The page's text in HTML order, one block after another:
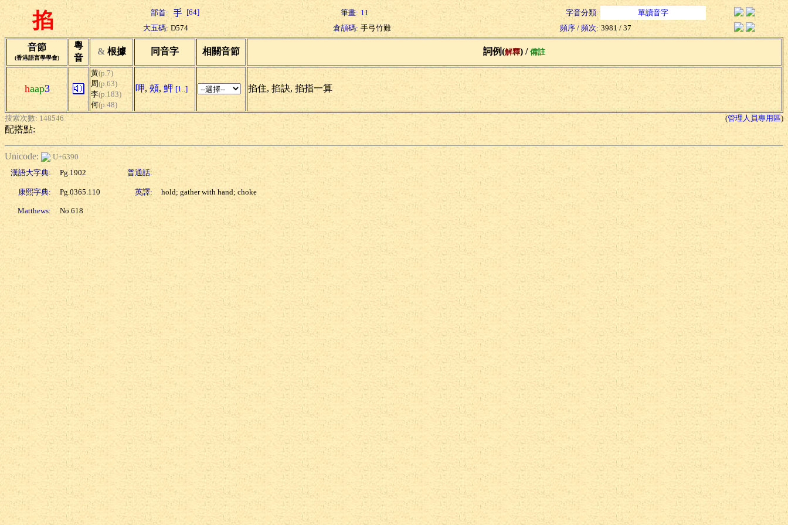
掐 部首: [64] 筆畫: 11 字音分類:
單讀音字
大五碼: D574 倉頡碼: 手弓竹難 頻序 / 頻次: 3981 / 37
音節
(香港語言學學會)
粵
音
& 根據 同音字 相關音節 詞例(解釋) / 備註
haap3
黃(p.7)
周(p.63)
李(p.183)
何(p.48)
呷, 頰, 魻 [1..] 掐住, 掐訣, 掐指一算
搜索次數: 148546 (管理人員專用區)
配搭點:
Unicode:
U+6390
漢語大字典:
Pg.1902 普通話:
康熙字典: Pg.0365.110 英譯: hold; gather with hand; choke
Matthews: No.618